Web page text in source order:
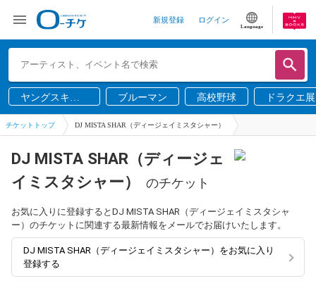
新規登録 ログイン
Language
ヤングスキニ
ー
ブルーマン 高校野球 ドラクエ展
チケットトップ DJ MISTA SHAR（ディージェイミスタシャー）
DJ MISTA SHAR（ディージェ
イミスタシャー）
のチケット
お気に入りに登録するとDJ MISTA SHAR（ディージェイミスタシャ
ー）のチケットに関連する最新情報をメールでお届けいたします。
DJ MISTA SHAR（ディージェイミスタシャー）をお気に入り
登録する